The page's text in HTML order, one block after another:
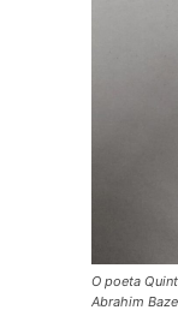
O poeta
Abrahim Baze